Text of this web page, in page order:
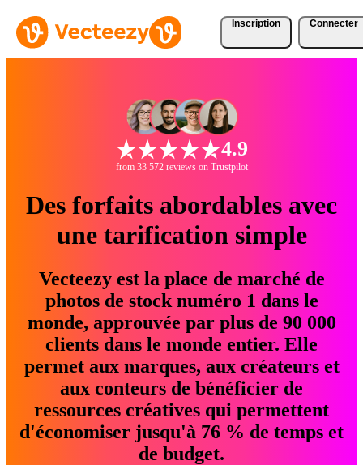
Inscription Connecter
4.9
from 33 572 reviews on Trustpilot
Des forfaits abordables avec
une tarification simple
Vecteezy est la place de marché de
photos de stock numéro 1 dans le
monde, approuvée par plus de 90 000
clients dans le monde entier. Elle
permet aux marques, aux créateurs et
aux conteurs de bénéficier de
ressources créatives qui permettent
d'économiser jusqu'à 76 % de temps et
de budget.